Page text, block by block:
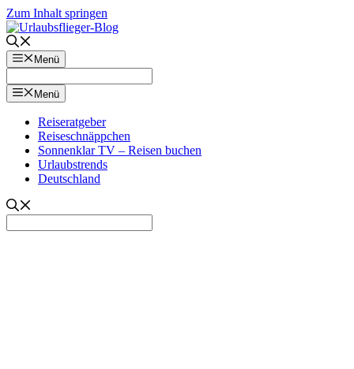
Zum Inhalt springen
Menü
Menü
Reiseratgeber
Reiseschnäppchen
Sonnenklar TV – Reisen buchen
Urlaubstrends
Deutschland